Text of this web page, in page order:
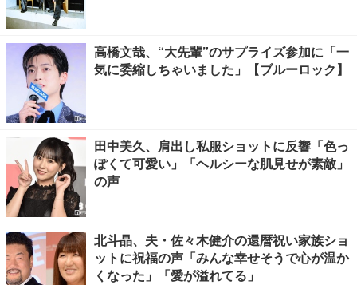
高橋文哉、“大先輩”のサプライズ参加に「一
気に委縮しちゃいました」【ブルーロック】
田中美久、肩出し私服ショットに反響「色っ
ぽくて可愛い」「ヘルシーな肌見せが素敵」
の声
北斗晶、夫・佐々木健介の還暦祝い家族ショ
ットに祝福の声「みんな幸せそうで心が温か
くなった」「愛が溢れてる」